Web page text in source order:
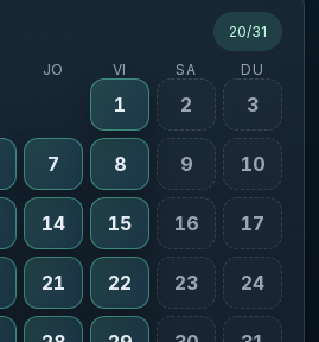
20/31
JO VI SA DU
1 2 3
7 8 9 10
14 15 16 17
21 22 23 24